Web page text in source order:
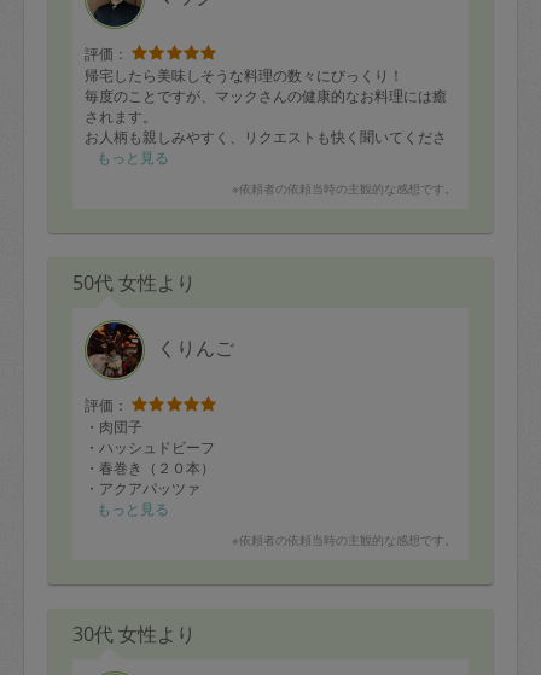
評価：
帰宅したら美味しそうな料理の数々にびっくり！
毎度のことですが、マックさんの健康的なお料理には癒
されます。
お人柄も親しみやすく、リクエストも快く聞いてくださ
います。
もっと見る
※依頼者の依頼当時の主観的な感想です。
50代 女性より
くりんご
評価：
・肉団子
・ハッシュドビーフ
・春巻き（２０本）
・アクアパッツァ
・シーフードドリア
・ズッキーニとトマトのマリネ
もっと見る
※依頼者の依頼当時の主観的な感想です。
30代 女性より